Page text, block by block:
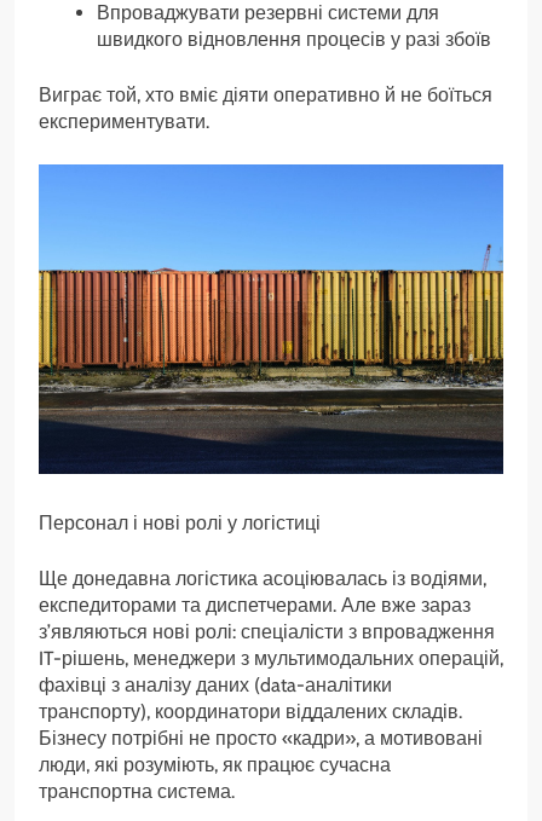
Впроваджувати резервні системи для
швидкого відновлення процесів у разі збоїв
Виграє той, хто вміє діяти оперативно й не боїться
експериментувати.
Персонал і нові ролі у логістиці
Ще донедавна логістика асоціювалась із водіями,
експедиторами та диспетчерами. Але вже зараз
з’являються нові ролі: спеціалісти з впровадження
IT-рішень, менеджери з мультимодальних операцій,
фахівці з аналізу даних (data-аналітики
транспорту), координатори віддалених складів.
Бізнесу потрібні не просто «кадри», а мотивовані
люди, які розуміють, як працює сучасна
транспортна система.